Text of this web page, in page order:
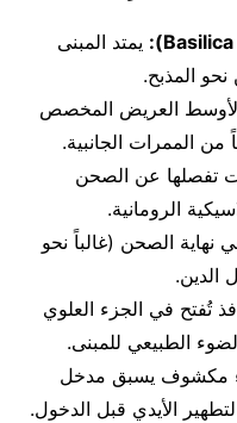
يمتد المبنى
المذبح.
العريض المخصص
الممرات الجانبية.
تفصلها عن الصحن
الرومانية.
نهاية الصحن (غالباً نحو
الدين.
تُفتح في الجزء العلوي
الطبيعي للمبنى.
مكشوف يسبق مدخل
الأيدي قبل الدخول.